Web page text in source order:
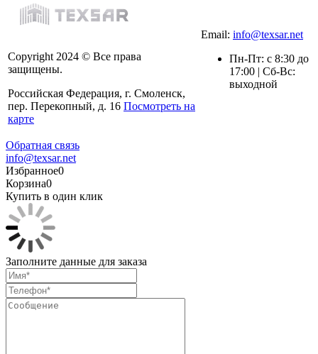
Copyright 2024 © Все права
защищены.
Российская Федерация, г. Смоленск,
пер. Перекопный, д. 16 Посмотреть на
карте
Email: info@texsar.net
Пн-Пт: с 8:30 до
17:00 | Сб-Вс:
выходной
Обратная связь
info@texsar.net
Избранное0
Корзина0
Купить в один клик
Заполните данные для заказа